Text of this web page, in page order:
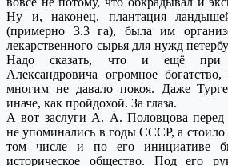
Ну и, наконец, плантация
(примерно 3.3 га), была им
лекарственного сырья для нужд
Надо сказать, что и ещё при
Александровича огромное
многим не давало покоя. Даже
иначе, как пройдохой. За глаза.
А вот заслуги А. А. Половцова перед
не упоминались в годы СССР, а стоило
том числе и по его инициативе
историческое общество. Под его